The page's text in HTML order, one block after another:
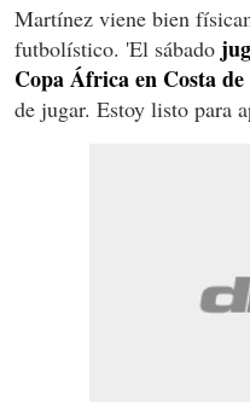
Martínez viene bien
futbolístico. 'El sábado
Copa África en Costa
de jugar. Estoy listo para